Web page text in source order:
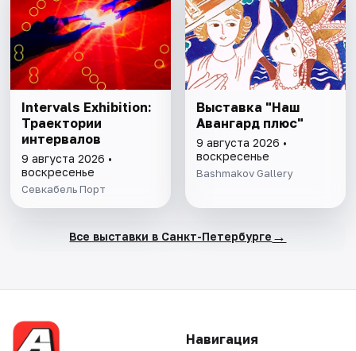
Intervals Exhibition:
Траектории
интервалов
9 августа 2026 •
воскресенье
Севкабель Порт
Выставка "Наш
Авангард плюс"
9 августа 2026 •
воскресенье
Bashmakov Gallery
Все выставки в Санкт-Петербурге →
Навигация